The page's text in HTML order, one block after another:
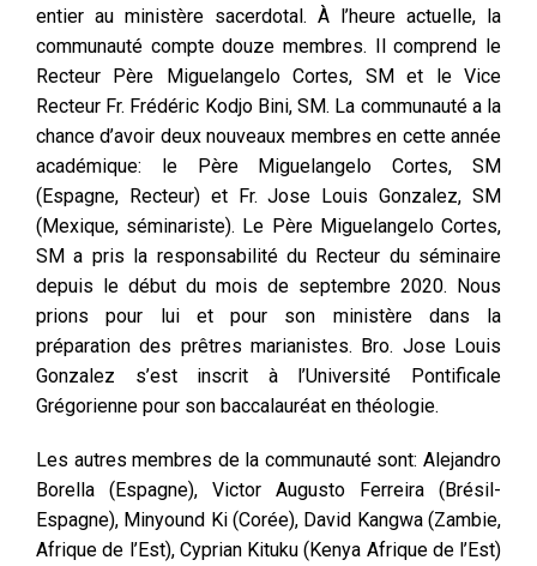
entier au ministère sacerdotal. À l’heure actuelle, la
communauté compte douze membres. Il comprend le
Recteur Père Miguelangelo Cortes, SM et le Vice
Recteur Fr. Frédéric Kodjo Bini, SM. La communauté a la
chance d’avoir deux nouveaux membres en cette année
académique: le Père Miguelangelo Cortes, SM
(Espagne, Recteur) et Fr. Jose Louis Gonzalez, SM
(Mexique, séminariste). Le Père Miguelangelo Cortes,
SM a pris la responsabilité du Recteur du séminaire
depuis le début du mois de septembre 2020. Nous
prions pour lui et pour son ministère dans la
préparation des prêtres marianistes. Bro. Jose Louis
Gonzalez s’est inscrit à l’Université Pontificale
Grégorienne pour son baccalauréat en théologie.
Les autres membres de la communauté sont: Alejandro
Borella (Espagne), Victor Augusto Ferreira (Brésil-
Espagne), Minyound Ki (Corée), David Kangwa (Zambie,
Afrique de l’Est), Cyprian Kituku (Kenya Afrique de l’Est)